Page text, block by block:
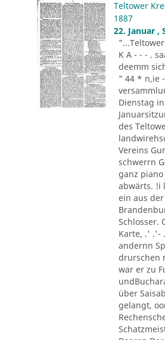
Teltower
1887
22. Januar ,
K A - - - .
deemm
" 44 * n,ie
Dienstag
des
Vereins
schwerrn
ganz
abwärts. !i
ein aus
Schlosser.
Karte, .' .'-
andernn
drurschen
war er zu
über
gelangt,